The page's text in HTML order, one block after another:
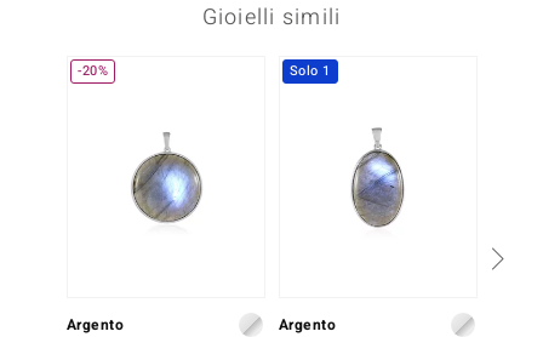
Gioielli simili
-20%
Argento
Solo 1
Argento